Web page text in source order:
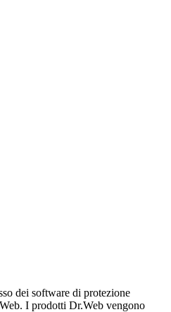
dei software di protezione
I prodotti Dr.Web vengono